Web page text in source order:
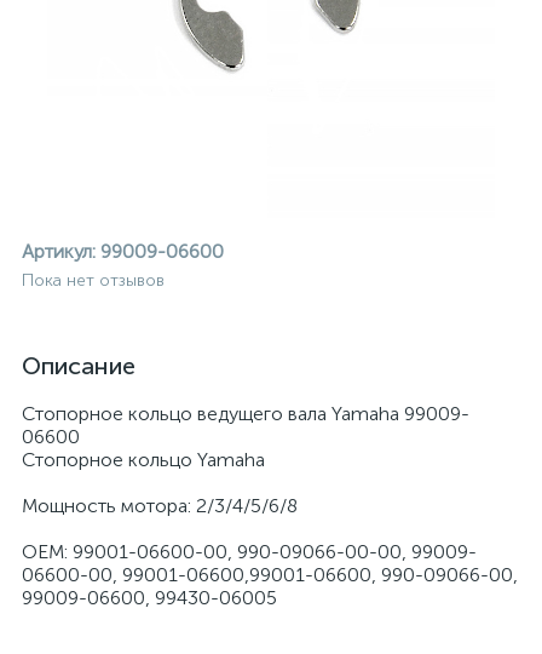
Артикул: 99009-06600
Пока нет отзывов
Описание
Стопорное кольцо ведущего вала Yamaha 99009-
06600
Стопорное кольцо Yamaha
Мощность мотора: 2/3/4/5/6/8
OEM: 99001-06600-00, 990-09066-00-00, 99009-
06600-00, 99001-06600,99001-06600, 990-09066-00,
99009-06600, 99430-06005